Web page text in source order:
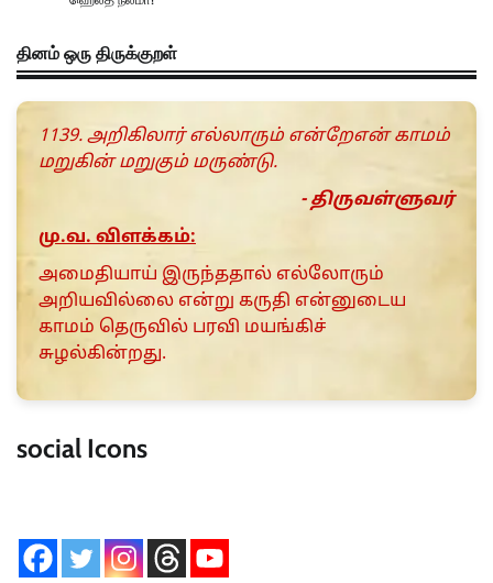
தினம் ஒரு திருக்குறள்
1139. அறிகிலார் எல்லாரும் என்றேஎன் காமம்
மறுகின் மறுகும் மருண்டு.
- திருவள்ளுவர்
மு.வ. விளக்கம்:
அமைதியாய் இருந்ததால் எல்லோரும்
அறியவில்லை என்று கருதி என்னுடைய
காமம் தெருவில் பரவி மயங்கிச்
சுழல்கின்றது.
social Icons